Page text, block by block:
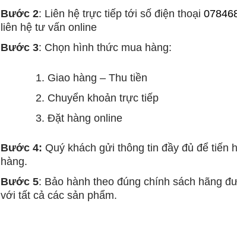
Bước 2: Liên hệ trực tiếp tới số điện thoại
liên hệ tư vấn online
Bước 3: Chọn hình thức mua hàng:
Giao hàng – Thu tiền
Chuyển khoản trực tiếp
Đặt hàng online
Bước 4: Quý khách gửi thông tin đầy đủ để tiến
hàng.
Bước 5: Bảo hành theo đúng chính sách hãng
với tất cả các sản phẩm.